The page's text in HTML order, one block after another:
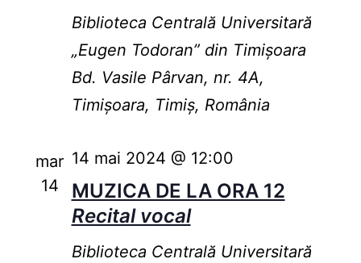
Biblioteca Centrală Universitară
„Eugen Todoran” din Timişoara
Bd. Vasile Pârvan, nr. 4A,
Timișoara, Timiș, România
mar
14
MUZICA DE LA ORA 12
Recital vocal
14 mai 2024 @ 12:00
Biblioteca Centrală Universitară